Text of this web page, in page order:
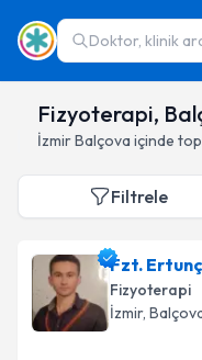
Doktor, klinik
Fizyoterapi,
İzmirBalçova içinde
Filtrele
Fzt. Ertunç
Fizyoterapi
İzmir,